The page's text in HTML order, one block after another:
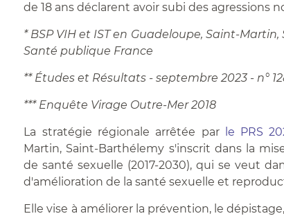
de 18 ans déclarent avoir subi des agressions
* BSP VIH et IST en Guadeloupe, Saint-
Santé publique France
** Études et Résultats - septembre 2023 - n°
*** Enquête Virage Outre-Mer 2018
La stratégie régionale arrêtée par le PRS
Martin, Saint-Barthélemy s'inscrit dans la
de santé sexuelle (2017-2030), qui se veut
d'amélioration de la santé sexuelle et
Elle vise à améliorer la prévention, le